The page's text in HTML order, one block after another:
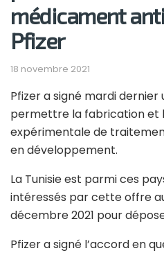
médicament
Pfizer
18 novembre 2021
Pfizer a signé mardi
permettre la fabrication et
expérimentale de
en développement.
La Tunisie est parmi ces
intéressés par cette offre
décembre 2021 pour
Pfizer a signé l’accord en